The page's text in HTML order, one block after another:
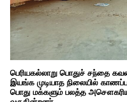
பெரியகல்லாறு பொதுச் சந்தை
இயங்க முடியாத நிலையில்
பொது மக்களும் பலத்த